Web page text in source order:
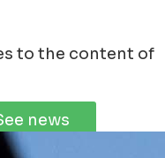
to the content of
OpenStreetMapcontributorss
news